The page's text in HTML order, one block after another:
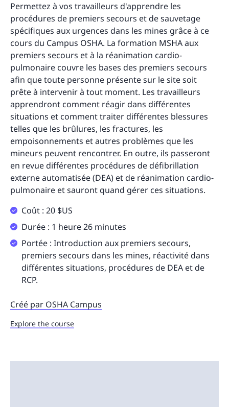
Permettez à vos travailleurs d'apprendre les
procédures de premiers secours et de sauvetage
spécifiques aux urgences dans les mines grâce à ce
cours du Campus OSHA. La formation MSHA aux
premiers secours et à la réanimation cardio-
pulmonaire couvre les bases des premiers secours
afin que toute personne présente sur le site soit
prête à intervenir à tout moment. Les travailleurs
apprendront comment réagir dans différentes
situations et comment traiter différentes blessures
telles que les brûlures, les fractures, les
empoisonnements et autres problèmes que les
mineurs peuvent rencontrer. En outre, ils passeront
en revue différentes procédures de défibrillation
externe automatisée (DEA) et de réanimation cardio-
pulmonaire et sauront quand gérer ces situations.
Coût : 20 $US
Durée : 1 heure 26 minutes
Portée : Introduction aux premiers secours,
premiers secours dans les mines, réactivité dans
différentes situations, procédures de DEA et de
RCP.
Créé par OSHA Campus
Explore the course